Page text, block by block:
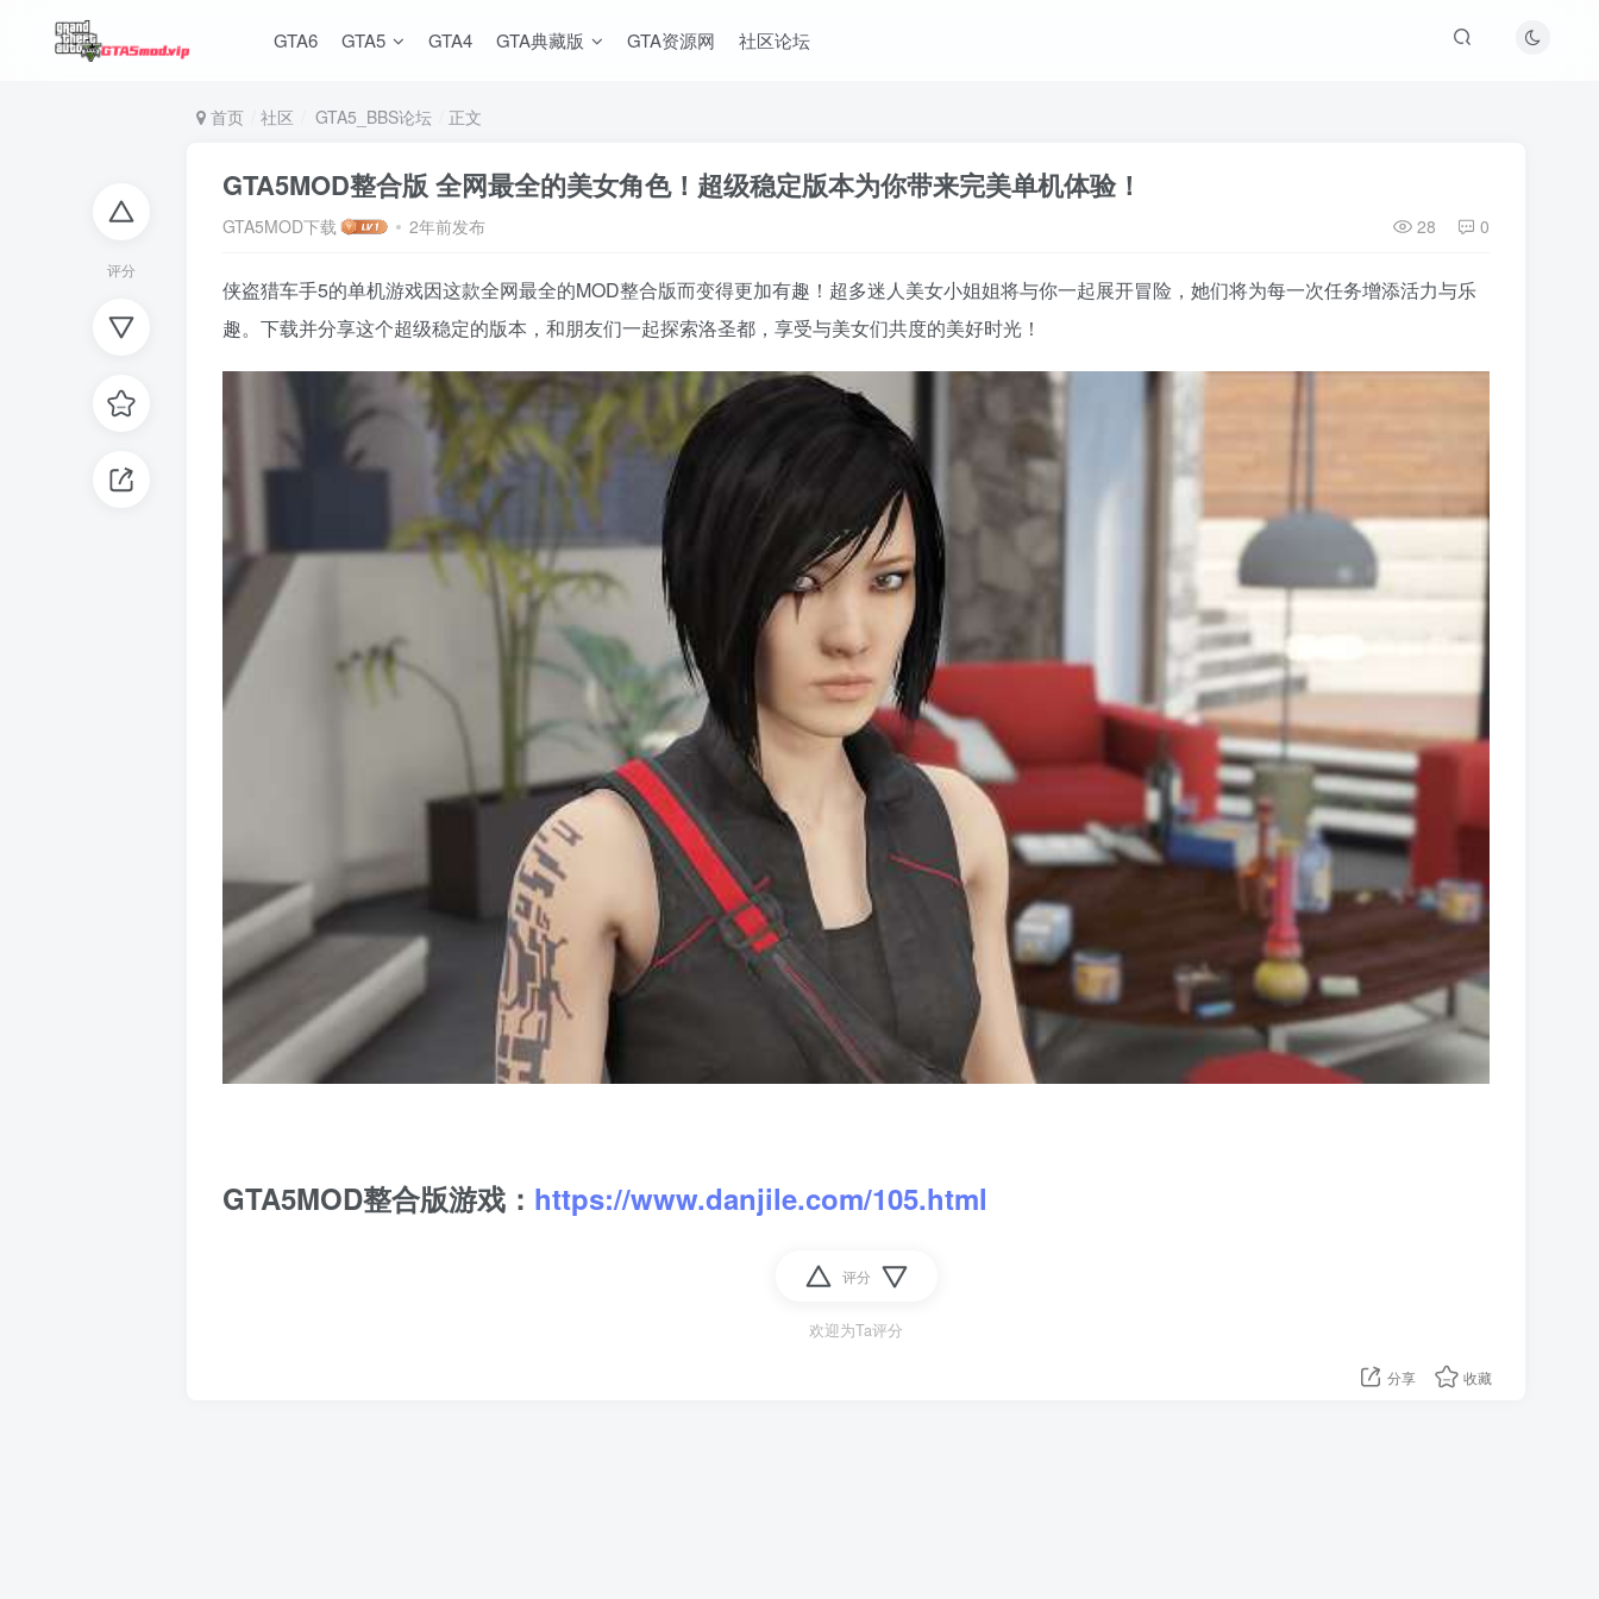
GTA6 GTA5 GTA4 GTA典藏版 GTA资源网 社区论坛
评分
首页 社区 GTA5_BBS论坛 正文
GTA5MOD整合版 全网最全的美女角色！超级稳定版本为你带来完美单机体验！
GTA5MOD下载 2年前发布 28 0
侠盗猎车手5的单机游戏因这款全网最全的MOD整合版而变得更加有趣！超多迷人美女小姐姐将与你一起展开冒险，她们将为每一次任务增添活力与乐
趣。下载并分享这个超级稳定的版本，和朋友们一起探索洛圣都，享受与美女们共度的美好时光！
GTA5MOD整合版游戏： https://www.danjile.com/105.html
评分
欢迎为Ta评分
分享 收藏